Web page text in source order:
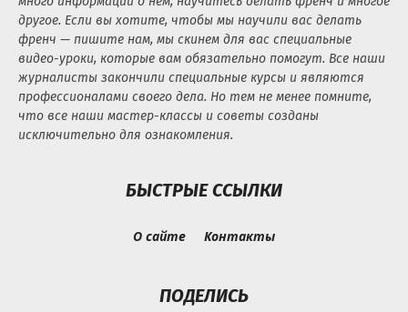
другое. Если вы хотите, чтобы мы научили вас делать
френч — пишите нам, мы скинем для вас специальные
видео-уроки, которые вам обязательно помогут. Все наши
журналисты закончили специальные курсы и являются
профессионалами своего дела. Но тем не менее помните,
что все наши мастер-классы и советы созданы
исключительно для ознакомления.
БЫСТРЫЕ ССЫЛКИ
О сайте Контакты
ПОДЕЛИСЬ